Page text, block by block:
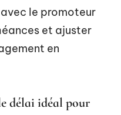
le promoteur
et ajuster
en
délai idéal pour